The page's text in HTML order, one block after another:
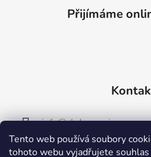
Tento web používá soubory
tohoto webu vyjadřujete souhlas
Přijímáme
info@cbdmoravia.cz
774498849